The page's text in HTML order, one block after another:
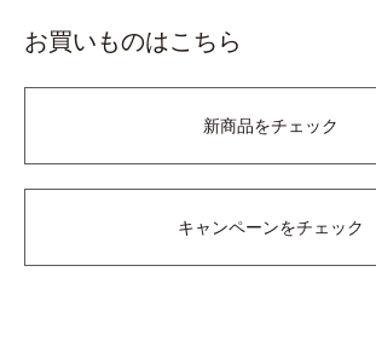
お買いものはこちら
新商品をチェック
キャンペーンをチェック